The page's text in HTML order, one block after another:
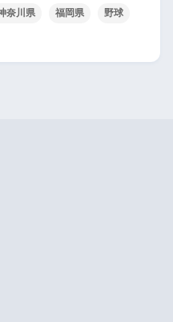
奈川県 福岡県 野球